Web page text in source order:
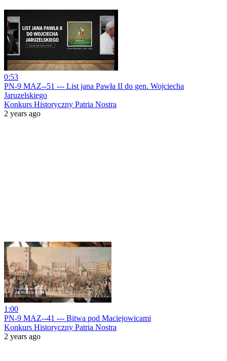
0:53
PN-9 MAZ--51 --- List jana Pawła II do gen. Wojciecha
Jaruzelskiego
Konkurs Historyczny Patria Nostra
2 years ago
1:00
PN-9 MAZ--41 --- Bitwa pod Maciejowicami
Konkurs Historyczny Patria Nostra
2 years ago